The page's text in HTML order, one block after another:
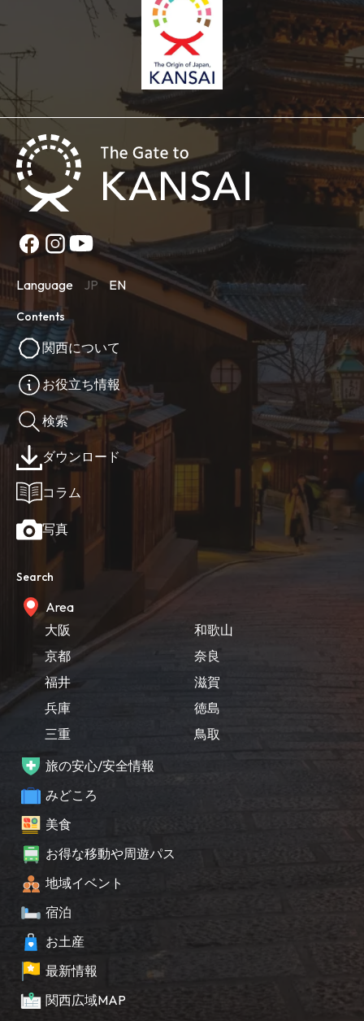
Language JP EN
Contents
関西について
お役立ち情報
検索
ダウンロード
コラム
写真
Search
Area
大阪
京都
福井
兵庫
三重
和歌山
奈良
滋賀
徳島
鳥取
旅の安心/安全情報
みどころ
美食
お得な移動や周遊パス
地域イベント
宿泊
お土産
最新情報
関西広域MAP